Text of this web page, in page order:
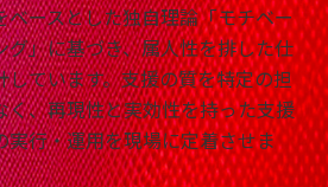
ースとした独自理論「モチベー
」に基づき、属人性を排した仕
ています。支援の質を特定の担
く、再現性と実効性を持った支援
実行・運用を現場に定着させま